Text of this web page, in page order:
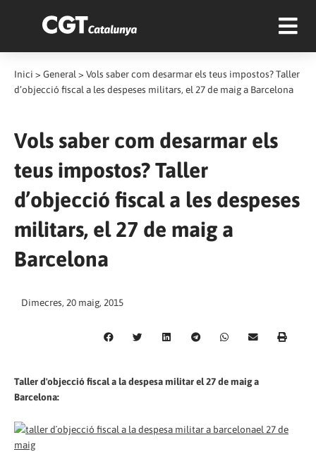
Inici > General > Vols saber com desarmar els teus impostos? Taller
d’objecció fiscal a les despeses militars, el 27 de maig a Barcelona
Vols saber com desarmar els
teus impostos? Taller
d’objecció fiscal a les despeses
militars, el 27 de maig a
Barcelona
Dimecres, 20 maig, 2015
Taller d'objecció fiscal a la despesa militar el 27 de maig a
Barcelona: